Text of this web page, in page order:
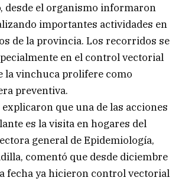
desde el organismo informaron
importantes actividades en
de la provincia. Los recorridos se
en el control vectorial
la vinchuca prolifere como
preventiva.
que una de las acciones
es la visita en hogares del
general de Epidemiología,
comentó que desde diciembre
fecha ya hicieron control vectorial